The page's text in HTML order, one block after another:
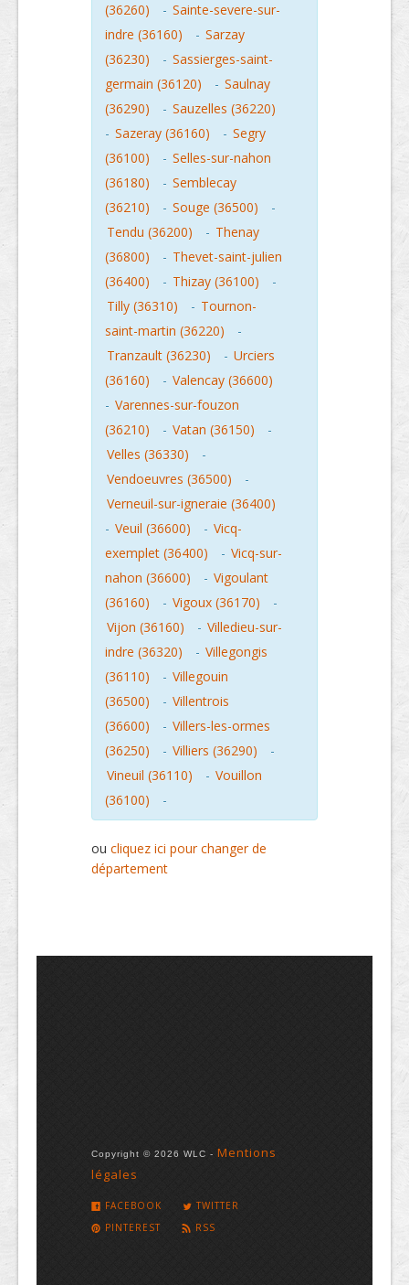
(36260)
- Sainte-severe-sur-
indre (36160)
- Sarzay
(36230)
- Sassierges-saint-
germain (36120)
- Saulnay
(36290)
- Sauzelles (36220)
- Sazeray (36160) - Segry
(36100)
- Selles-sur-nahon
(36180)
- Semblecay
(36210)
- Souge (36500)
-
Tendu (36200)
- Thenay
(36800)
- Thevet-saint-julien
(36400)
- Thizay (36100)
-
Tilly (36310)
- Tournon-
saint-martin (36220)
-
Tranzault (36230)
- Urciers
(36160)
- Valencay (36600)
- Varennes-sur-fouzon
(36210)
- Vatan (36150)
-
Velles (36330)
-
Vendoeuvres (36500)
-
Verneuil-sur-igneraie (36400)
- Veuil (36600) - Vicq-
exemplet (36400)
- Vicq-sur-
nahon (36600)
- Vigoulant
(36160)
- Vigoux (36170)
-
Vijon (36160)
- Villedieu-sur-
indre (36320)
- Villegongis
(36110)
- Villegouin
(36500)
- Villentrois
(36600)
- Villers-les-ormes
(36250)
- Villiers (36290)
-
Vineuil (36110)
- Vouillon
(36100)
-
ou cliquez ici pour changer de
département
Copyright © 2026 WLC - Mentions
légales
FACEBOOK
TWITTER
PINTEREST
RSS